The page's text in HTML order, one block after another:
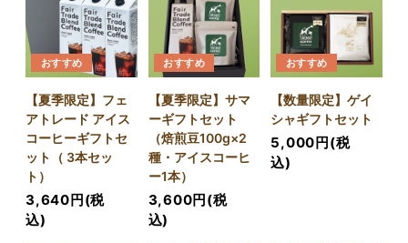
おすすめ
【夏季限定】フェ
アトレード アイス
コーヒーギフトセ
ット（ 3本セッ
ト）
3,640円(税
込)
おすすめ
【夏季限定】サマ
ーギフトセット
（焙煎豆100g×2
種・アイスコーヒ
ー1本）
3,600円(税
込)
おすすめ
【数量限定】ゲイ
シャギフトセット
5,000円(税
込)